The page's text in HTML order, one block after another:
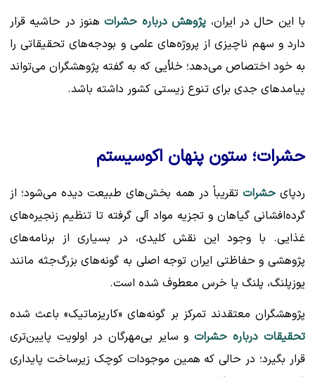
با این حال در ایران، پژوهش درباره حشراتهنوز در حاشیه قرار
دارد و سهم ناچیزی از پروژه‌های علمی و بودجه‌های تحقیقاتی را
به خود اختصاص می‌دهد؛ خلأیی که به گفته پژوهشگران می‌تواند
پیامدهای جدی برای تنوع زیستی کشور داشته باشد.
حشرات؛ ستون پنهان اکوسیستم
ردپایحشرات تقریباً در همه بخش‌های طبیعت دیده می‌شود؛ از
گرده‌افشانی گیاهان و تجزیه مواد آلی گرفته تا تنظیم زنجیره‌های
غذایی. با وجود این نقش کلیدی، در بسیاری از برنامه‌های
پژوهشی و حفاظتی ایران توجه اصلی به گونه‌های بزرگ‌جثه مانند
یوزپلنگ، پلنگ یا خرس معطوف شده است.
پژوهشگران معتقدند تمرکز بر گونه‌های «کاریزماتیک» باعث شده
تحقیقات درباره حشراتو سایر بی‌مهرگان در اولویت پایین‌تری
قرار بگیرد؛ در حالی که همین موجودات کوچک زیرساخت پایداری